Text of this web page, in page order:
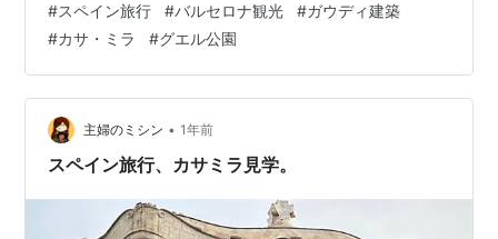
1906年から1910年にかけて建設された邸宅で、1984年
にはユネスコの世界遺産に登録されています。直線を用
いず、波打つ曲線により地中海の波やカタルーニャの雪
山を表現しているのが特徴で、まるで石の波がうねるよ
うな形状の外観から、「ラ・ペドレラ（石切場）」とも
呼ばれ…
#スペイン旅行 #バルセロナ観光 #ガウディ建築
#カサ・ミラ #グエル公園
主婦のミシン • 1年前
スペイン旅行、カサミラ見学。